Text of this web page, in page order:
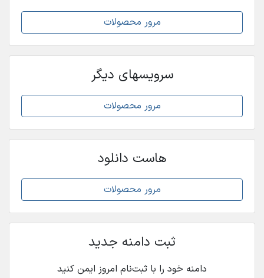
مرور محصولات
سرویسهای دیگر
مرور محصولات
هاست دانلود
مرور محصولات
ثبت دامنه جدید
دامنه خود را با ثبت‌نام امروز ایمن کنید